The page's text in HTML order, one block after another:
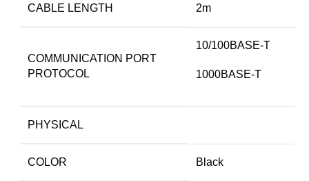
CABLE LENGTH 2m
COMMUNICATION PORT
PROTOCOL
10/100BASE-T
1000BASE-T
PHYSICAL
COLOR Black